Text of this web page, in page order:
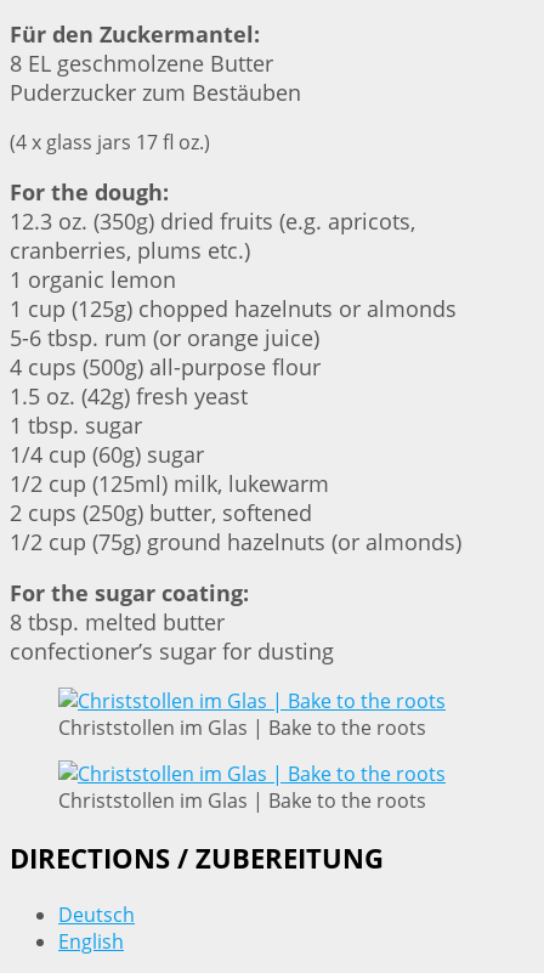
Für den Zuckermantel:
8 EL geschmolzene Butter
Puderzucker zum Bestäuben
(4 x glass jars 17 fl oz.)
For the dough:
12.3 oz. (350g) dried fruits (e.g. apricots,
cranberries, plums etc.)
1 organic lemon
1 cup (125g) chopped hazelnuts or almonds
5-6 tbsp. rum (or orange juice)
4 cups (500g) all-purpose flour
1.5 oz. (42g) fresh yeast
1 tbsp. sugar
1/4 cup (60g) sugar
1/2 cup (125ml) milk, lukewarm
2 cups (250g) butter, softened
1/2 cup (75g) ground hazelnuts (or almonds)
For the sugar coating:
8 tbsp. melted butter
confectioner’s sugar for dusting
Christstollen im Glas | Bake to the roots
Christstollen im Glas | Bake to the roots
DIRECTIONS / ZUBEREITUNG
Deutsch
English